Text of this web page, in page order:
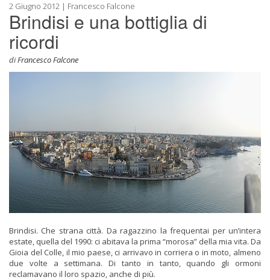
2 Giugno 2012 | Francesco Falcone
Brindisi e una bottiglia di
ricordi
diFrancesco Falcone
Brindisi. Che strana città. Da ragazzino la frequentai per un’intera
estate, quella del 1990: ci abitava la prima “morosa” della mia vita. Da
Gioia del Colle, il mio paese, ci arrivavo in corriera o in moto, almeno
due volte a settimana. Di tanto in tanto, quando gli ormoni
reclamavano il loro spazio, anche di più.